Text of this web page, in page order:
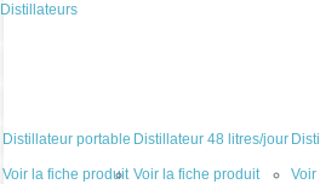
Distillateurs
Distillateur portable
Voir la fiche produit
Distillateur 48 litres/jour
Voir la fiche produit Voir